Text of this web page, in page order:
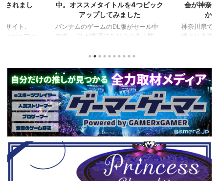
4つピック
セール中
つある昨
ルを独自に
。（類似し
ゲーム、長
ム） 注目
セット』
ホラーゲー
『鉄拳8
会が神奈川で開催。ゲストはまさ
かの蝶野正洋！！！
神奈川県でシニアeスポーツ大会が開
催されます。 東日本予選（福島
選（神奈川県）の優勝者3名が決勝大
仕様。ご当地キャラクターによる対戦
も見られるとのことなので、家族で楽
しめるイベントになっているようで
す。 ちなみに、ゲストのプロレスラ
ーである蝶野正洋さんは今年60歳に
なるそうです。トークセッションに登
場しますよ。 この記事のポイント ・
大会参加者は60歳以上 ・3地区で予
選あり。予選は8月24日、25日と9月
22日。本戦は9月22日（事前エ ...
『ユニコ
『ペルソ
セガの最新
ファンから
や編成や育
クなどが話
売されたば
要チェック
ル」に『ユ
登場！『龍
リロード』
は、
ンドーeショ
...